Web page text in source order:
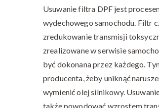
Usuwanie filtra DPF jest
wydechowego samochodu. Filtr
zredukowanie transmisji
zrealizowane w serwisie
być dokonana przez każdego.
producenta, żeby uniknąć
wymienić olej silnikowy.
także powodować wzrostem